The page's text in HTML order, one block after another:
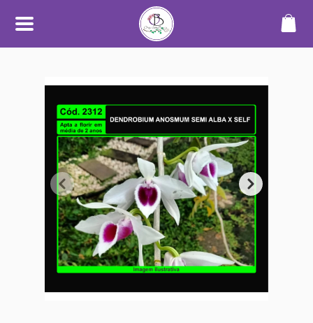
ornamentais, unindo
conhecimento, cuidado e
dedicação para oferecer uma
experiência diferenciada a quem
aprecia o mundo das plantas.
Trabalhamos com cultivo
próprio e seleção de espécies de
alta qualidade, sempre
priorizando plantas saudáveis,
bem desenvolvidas e com
informações claras no catálogo.
Nosso objetivo é tornar a compra
simples, segura e transparente —
desde a escolha até o
recebimento.
Além do catálogo online,
Bauru, onde plantas são